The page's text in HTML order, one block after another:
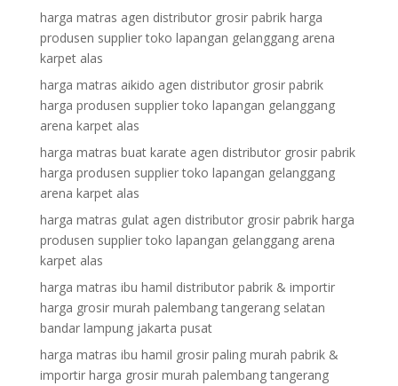
harga matras agen distributor grosir pabrik harga
produsen supplier toko lapangan gelanggang arena
karpet alas
harga matras aikido agen distributor grosir pabrik
harga produsen supplier toko lapangan gelanggang
arena karpet alas
harga matras buat karate agen distributor grosir pabrik
harga produsen supplier toko lapangan gelanggang
arena karpet alas
harga matras gulat agen distributor grosir pabrik harga
produsen supplier toko lapangan gelanggang arena
karpet alas
harga matras ibu hamil distributor pabrik & importir
harga grosir murah palembang tangerang selatan
bandar lampung jakarta pusat
harga matras ibu hamil grosir paling murah pabrik &
importir harga grosir murah palembang tangerang